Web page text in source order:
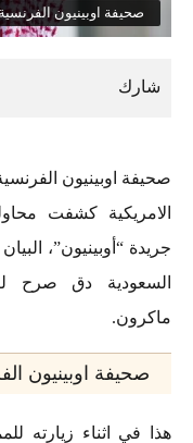
صحيفة اوبينيون الفرنسية
صحيفة اوبينيون
الامريكية كشفت
جريدة “أوبينيون”،
السعودية دق صرح
ماكرون.
صحيفة اوبينيون
هذا في اثناء زيارته